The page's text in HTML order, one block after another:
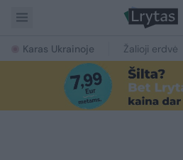
Karas Ukrainoje Žalioji erdvė